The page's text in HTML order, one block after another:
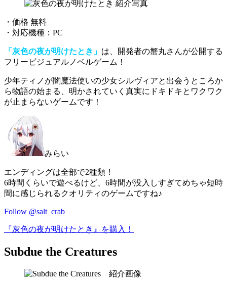
・価格 無料
・対応機種：PC
「灰色の夜が明けたとき」 は、開発者の蟹丸さんが公開する
フリービジュアルノベルゲーム！
少年ティノが闇魔法使いの少女シルヴィアと出会うところか
ら物語の始まる、 明かされていく真実にドキドキとワクワク
が止まらないゲームです！
みらい
エンディングは全部で2種類！
6時間くらいで遊べるけど、6時間が没入しすぎてめちゃ短時
間に感じられるクオリティのゲームですね♪
Follow @salt_crab
『灰色の夜が明けたとき』を購入！
Subdue the Creatures